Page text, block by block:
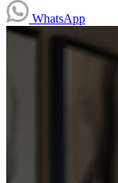
WhatsApp